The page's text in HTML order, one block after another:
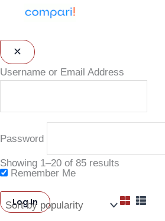
Showing 1–20 of 85 results
Sorted
Username or Email Address
Password
Remember Me